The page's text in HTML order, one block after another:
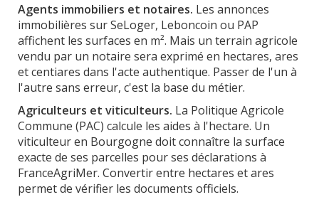
Agents immobiliers et notaires. Les annonces
immobilières sur SeLoger, Leboncoin ou PAP
affichent les surfaces en m². Mais un terrain agricole
vendu par un notaire sera exprimé en hectares, ares
et centiares dans l'acte authentique. Passer de l'un à
l'autre sans erreur, c'est la base du métier.
Agriculteurs et viticulteurs. La Politique Agricole
Commune (PAC) calcule les aides à l'hectare. Un
viticulteur en Bourgogne doit connaître la surface
exacte de ses parcelles pour ses déclarations à
FranceAgriMer. Convertir entre hectares et ares
permet de vérifier les documents officiels.